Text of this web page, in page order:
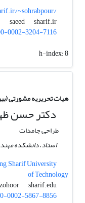
~sohrabpour/
saeed
sharif.ir
0002-3204-7116
h-index:8
هیات تحریریه مشورتی
دکتر حسن
طراحی جامدات
استاد، دانشکده
Sharif University
of Technology
zohoor
sharif.edu
0002-5867-8856